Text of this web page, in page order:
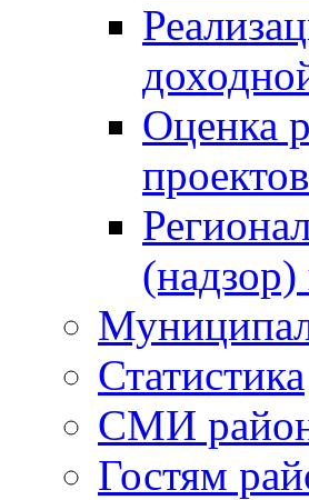
Оценка
Статистика
СМИ
Гостям